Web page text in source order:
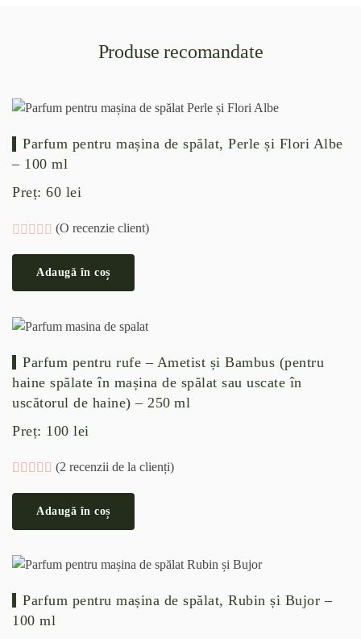
Produse recomandate
Parfum pentru mașina de spălat, Perle și Flori Albe
– 100 ml
Preț: 60 lei
Evaluat la5.00din 5 pe baza unei singure evaluări
(O recenzie client)
Adaugă în coș
Parfum pentru rufe – Ametist și Bambus (pentru
haine spălate în mașina de spălat sau uscate în
uscătorul de haine) – 250 ml
Preț: 100 lei
Evaluat la5.00din 5 pe baza a
2(2 recenzii de la clienți)
Adaugă în coș
Parfum pentru mașina de spălat, Rubin și Bujor –
100 ml